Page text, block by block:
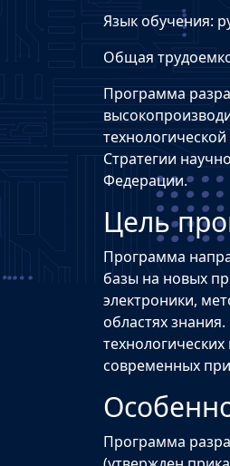
Язык обучения:
Общая
Программа
Стратегии
Федерации.
Цель
Программа
базы на новых
электроники,
областях
современных
Программа